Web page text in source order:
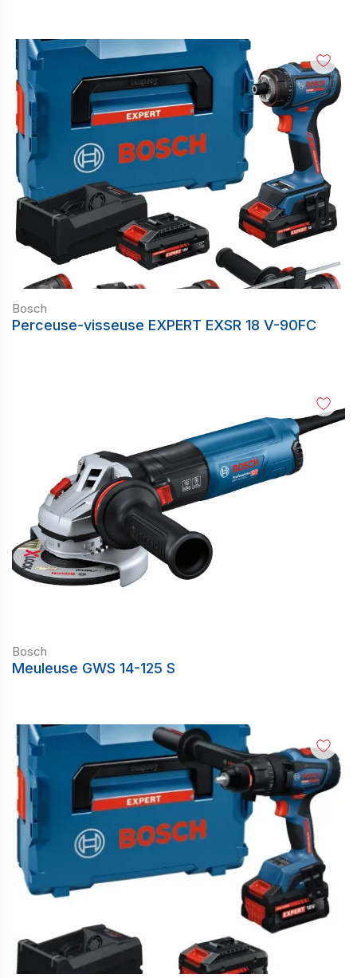
Bosch
Perceuse-visseuse EXPERT EXSR 18 V-90FC
Bosch
Meuleuse GWS 14-125 S